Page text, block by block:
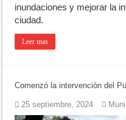
inundaciones y mejorar la
ciudad.
Leer mas
Comenzó la intervención del
25 septiembre, 2024